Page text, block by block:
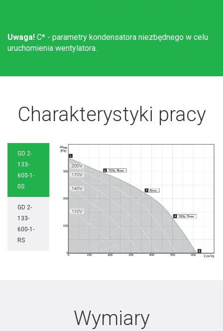
Uwaga! C* - parametry kondensatora niezbędnego w celu
uruchomienia wentylatora.
Charakterystyki pracy
GD 2-
133-
600-1-
0S
GD 2-
133-
600-1-
RS
Wymiary